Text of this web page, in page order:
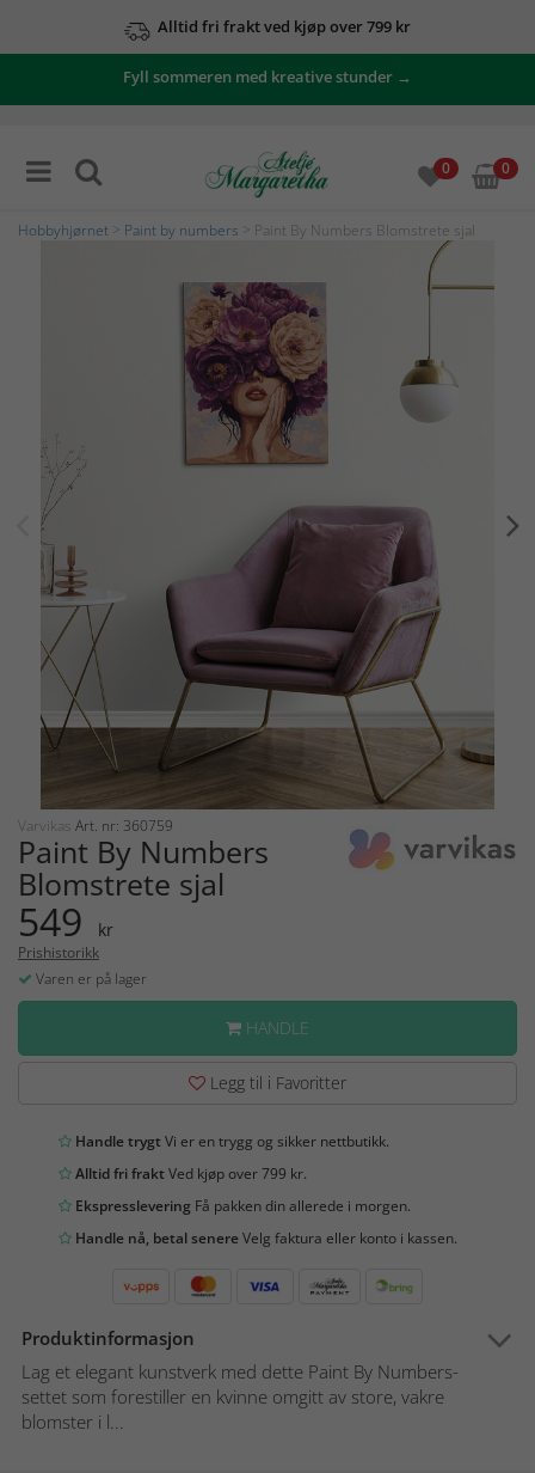
Alltid fri frakt ved kjøp over 799 kr
Fyll sommeren med kreative stunder →
0 0
Hobbyhjørnet Paint by numbers > Paint By Numbers Blomstrete sjal
Varvikas Art. nr: 360759
Paint By Numbers
Blomstrete sjal
549 kr
Prishistorikk
Varen er på lager
HANDLE
Legg til i Favoritter
Handle trygtVi er en trygg og sikker nettbutikk.
Alltid fri fraktVed kjøp over 799 kr.
Ekspresslevering Få pakken din allerede i morgen.
Handle nå, betal senereVelg faktura eller konto i kassen.
Produktinformasjon
Lag et elegant kunstverk med dette Paint By Numbers-
settet som forestiller en kvinne omgitt av store, vakre
blomster i l...